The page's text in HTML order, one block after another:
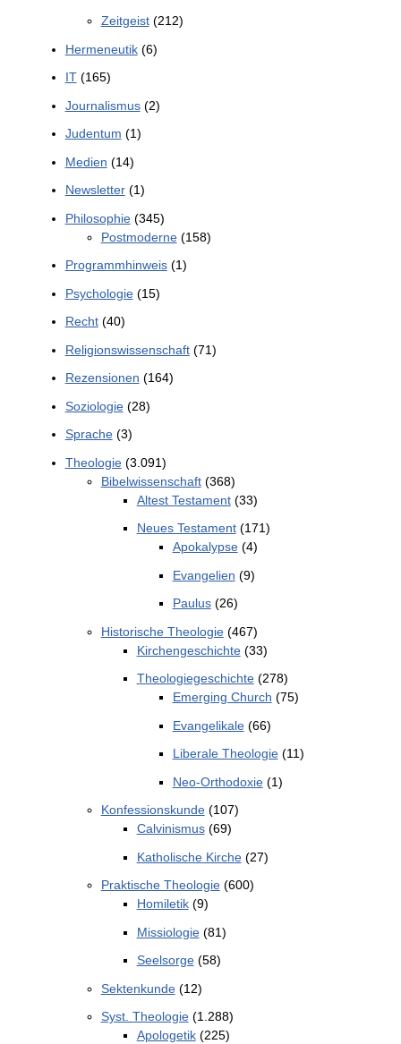
Zeitgeist(212)
Hermeneutik(6)
IT(165)
Journalismus(2)
Judentum (1)
Medien (14)
Newsletter(1)
Philosophie(345)
Postmoderne(158)
Programmhinweis(1)
Psychologie(15)
Recht(40)
Religionswissenschaft(71)
Rezensionen (164)
Soziologie(28)
Sprache(3)
Theologie(3.091)
Bibelwissenschaft(368)
Altest Testament(33)
Neues Testament(171)
Apokalypse(4)
Evangelien (9)
Paulus(26)
Historische Theologie(467)
Kirchengeschichte(33)
Theologiegeschichte(278)
Emerging Church (75)
Evangelikale(66)
Liberale Theologie(11)
Neo-Orthodoxie(1)
Konfessionskunde(107)
Calvinismus(69)
Katholische Kirche(27)
Praktische Theologie(600)
Homiletik(9)
Missiologie(81)
Seelsorge(58)
Sektenkunde(12)
Syst. Theologie(1.288)
Apologetik(225)